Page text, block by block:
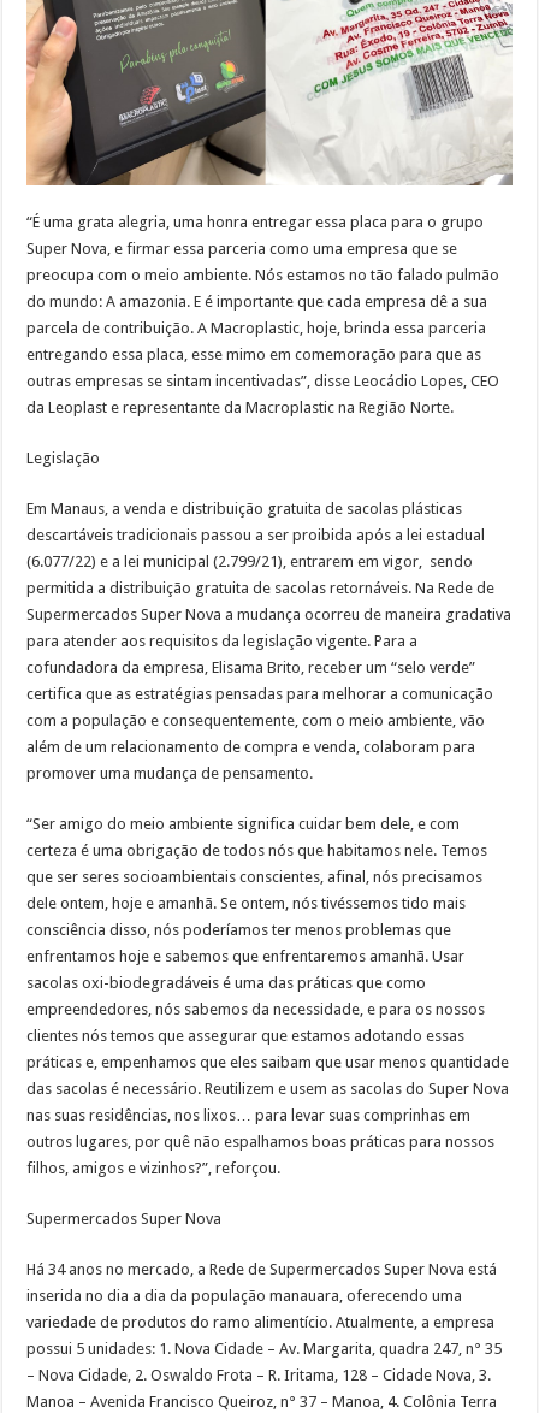
“É uma grata alegria, uma honra entregar essa placa para o grupo
Super Nova, e firmar essa parceria como uma empresa que se
preocupa com o meio ambiente. Nós estamos no tão falado pulmão
do mundo: A amazonia. E é importante que cada empresa dê a sua
parcela de contribuição. A Macroplastic, hoje, brinda essa parceria
entregando essa placa, esse mimo em comemoração para que as
outras empresas se sintam incentivadas”, disse Leocádio Lopes, CEO
da Leoplast e representante da Macroplastic na Região Norte.
Legislação
Em Manaus, a venda e distribuição gratuita de sacolas plásticas
descartáveis tradicionais passou a ser proibida após a lei estadual
(6.077/22) e a lei municipal (2.799/21), entrarem em vigor, sendo
permitida a distribuição gratuita de sacolas retornáveis. Na Rede de
Supermercados Super Nova a mudança ocorreu de maneira gradativa
para atender aos requisitos da legislação vigente. Para a
cofundadora da empresa, Elisama Brito, receber um “selo verde”
certifica que as estratégias pensadas para melhorar a comunicação
com a população e consequentemente, com o meio ambiente, vão
além de um relacionamento de compra e venda, colaboram para
promover uma mudança de pensamento.
“Ser amigo do meio ambiente significa cuidar bem dele, e com
certeza é uma obrigação de todos nós que habitamos nele. Temos
que ser seres socioambientais conscientes, afinal, nós precisamos
dele ontem, hoje e amanhã. Se ontem, nós tivéssemos tido mais
consciência disso, nós poderíamos ter menos problemas que
enfrentamos hoje e sabemos que enfrentaremos amanhã. Usar
sacolas oxi-biodegradáveis é uma das práticas que como
empreendedores, nós sabemos da necessidade, e para os nossos
clientes nós temos que assegurar que estamos adotando essas
práticas e, empenhamos que eles saibam que usar menos quantidade
das sacolas é necessário. Reutilizem e usem as sacolas do Super Nova
nas suas residências, nos lixos… para levar suas comprinhas em
outros lugares, por quê não espalhamos boas práticas para nossos
filhos, amigos e vizinhos?”, reforçou.
Supermercados Super Nova
Há 34 anos no mercado, a Rede de Supermercados Super Nova está
inserida no dia a dia da população manauara, oferecendo uma
variedade de produtos do ramo alimentício. Atualmente, a empresa
possui 5 unidades: 1. Nova Cidade – Av. Margarita, quadra 247, n° 35
– Nova Cidade, 2. Oswaldo Frota – R. Iritama, 128 – Cidade Nova, 3.
Manoa – Avenida Francisco Queiroz, n° 37 – Manoa, 4. Colônia Terra